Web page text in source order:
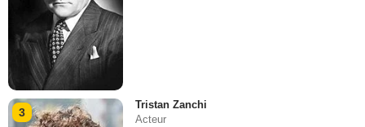
3
Tristan Zanchi
Acteur